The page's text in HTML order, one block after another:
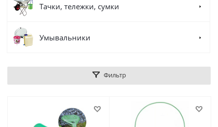
Тачки, тележки, сумки
Умывальники
Фильтр